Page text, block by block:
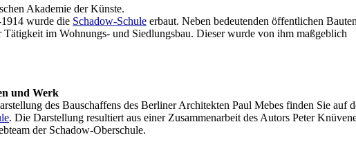
Akademie der Künste.
wurde die Schadow-Schule erbaut. Neben bedeutenden öffentlichen
Tätigkeit im Wohnungs- und Siedlungsbau. Dieser wurde von ihm maßgeblich
und Werk
des Bauschaffens des Berliner Architekten Paul Mebes finden Sie auf
. Die Darstellung resultiert aus einer Zusammenarbeit des Autors Peter
der Schadow-Oberschule.